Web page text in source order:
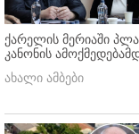
ქარელის მერიაში
კანონის
ახალი ამბები